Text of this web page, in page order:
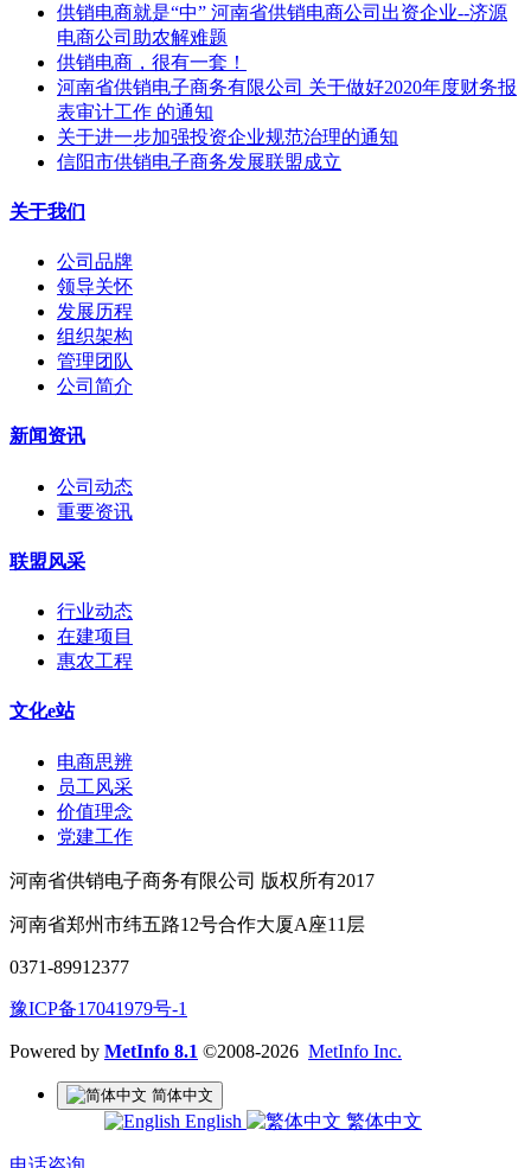
供销电商就是“中” 河南省供销电商公司出资企业--济源
电商公司助农解难题
供销电商，很有一套！
河南省供销电子商务有限公司 关于做好2020年度财务报
表审计工作 的通知
关于进一步加强投资企业规范治理的通知
信阳市供销电子商务发展联盟成立
关于我们
公司品牌
领导关怀
发展历程
组织架构
管理团队
公司简介
新闻资讯
公司动态
重要资讯
联盟风采
行业动态
在建项目
惠农工程
文化e站
电商思辨
员工风采
价值理念
党建工作
河南省供销电子商务有限公司 版权所有2017
河南省郑州市纬五路12号合作大厦A座11层
0371-89912377
豫ICP备17041979号-1
Powered by MetInfo 8.1 ©2008-2026 MetInfo Inc.
简体中文
English 繁体中文